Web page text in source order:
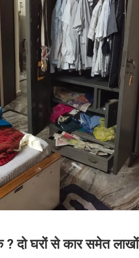
घरों से कार समेत लाखों